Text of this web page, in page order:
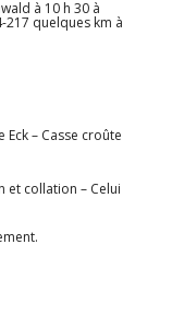
à 10 h 30 à
217 quelques km à
Eck – Casse croûte
et collation – Celui